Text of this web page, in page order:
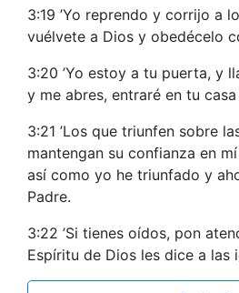
3:19 ’Yo reprendo y corrijo a
vuélvete a Dios y obedécelo
3:20 ’Yo estoy a tu puerta, y
y me abres, entraré en tu
3:21 ’Los que triunfen sobre
mantengan su confianza en
así como yo he triunfado y
Padre.
3:22 ’Si tienes oídos, pon
Espíritu de Dios les dice a las